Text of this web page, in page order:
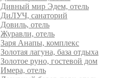
Дивный мир Эдем, отель
ДиЛУЧ, санаторий
Довиль, отель
Журавли, отель
Заря Анапы, комплекс
Золотая лагуна, база отдыха
Золотое руно, гостевой дом
Имера, отель